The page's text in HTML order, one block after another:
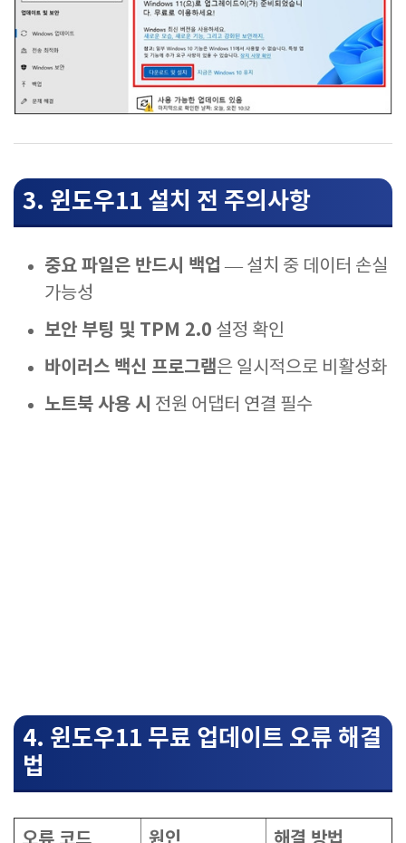
3. 윈도우11 설치 전 주의사항
중요 파일은 반드시 백업 — 설치 중 데이터 손실
가능성
보안 부팅 및 TPM 2.0 설정 확인
바이러스 백신 프로그램은 일시적으로 비활성화
노트북 사용 시 전원 어댑터 연결 필수
4. 윈도우11 무료 업데이트 오류 해결
법